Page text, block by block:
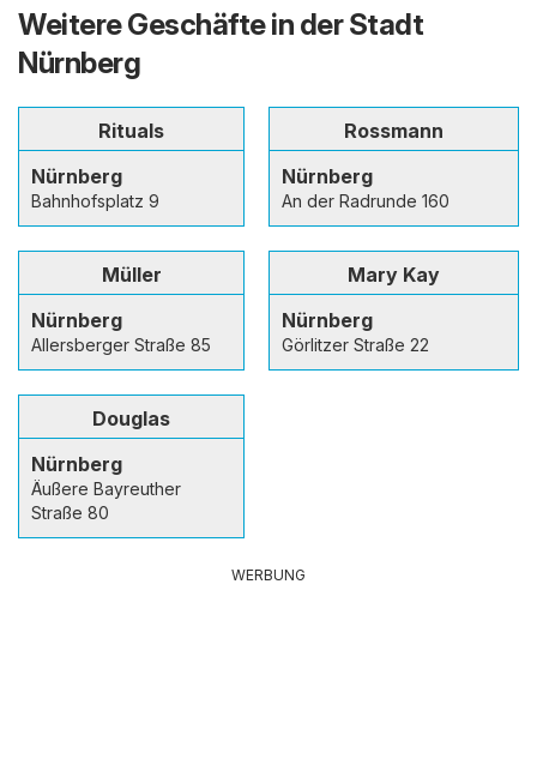
Weitere Geschäfte in der Stadt
Nürnberg
Rituals
Nürnberg
Bahnhofsplatz 9
Rossmann
Nürnberg
An der Radrunde 160
Müller
Nürnberg
Allersberger Straße 85
Mary Kay
Nürnberg
Görlitzer Straße 22
Douglas
Nürnberg
Äußere Bayreuther
Straße 80
WERBUNG